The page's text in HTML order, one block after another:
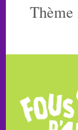
Thème